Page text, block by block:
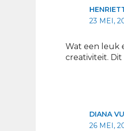
23 MEI,
Wat een leuk
creativiteit.
DIANA
26 MEI,